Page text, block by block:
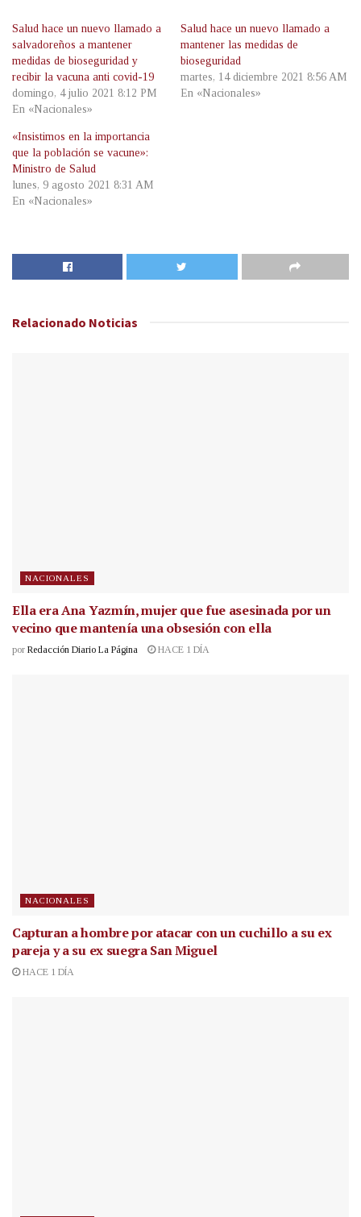
Salud hace un nuevo llamado a
salvadoreños a mantener
medidas de bioseguridad y
recibir la vacuna anti covid-19
domingo, 4 julio 2021 8:12 PM
En «Nacionales»
Salud hace un nuevo llamado a
mantener las medidas de
bioseguridad
martes, 14 diciembre 2021 8:56 AM
En «Nacionales»
«Insistimos en la importancia
que la población se vacune»:
Ministro de Salud
lunes, 9 agosto 2021 8:31 AM
En «Nacionales»
Relacionado Noticias
NACIONALES
Ella era Ana Yazmín, mujer que fue asesinada por un
vecino que mantenía una obsesión con ella
por Redacción Diario La Página HACE 1 DÍA
NACIONALES
Capturan a hombre por atacar con un cuchillo a su ex
pareja y a su ex suegra San Miguel
HACE 1 DÍA